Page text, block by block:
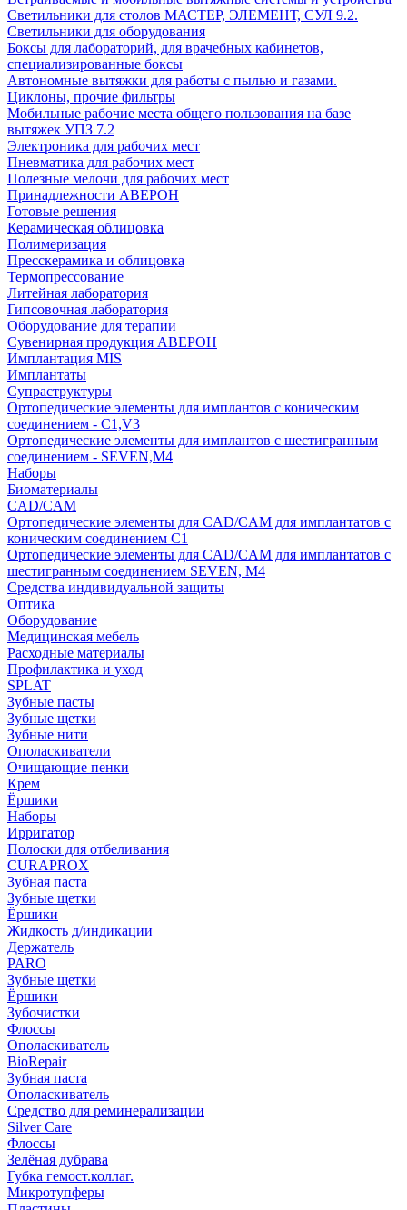
Светильники для столов МАСТЕР, ЭЛЕМЕНТ, СУЛ 9.2.
Светильники для оборудования
Боксы для лабораторий, для врачебных кабинетов,
специализированные боксы
Автономные вытяжки для работы с пылью и газами.
Циклоны, прочие фильтры
Мобильные рабочие места общего пользования на базе
вытяжек УПЗ 7.2
Электроника для рабочих мест
Пневматика для рабочих мест
Полезные мелочи для рабочих мест
Принадлежности АВЕРОН
Готовые решения
Керамическая облицовка
Полимеризация
Пресскерамика и облицовка
Термопрессование
Литейная лаборатория
Гипсовочная лаборатория
Оборудование для терапии
Сувенирная продукция АВЕРОН
Имплантация MIS
Имплантаты
Супраструктуры
Ортопедические элементы для имплантов с коническим
соединением - C1,V3
Ортопедические элементы для имплантов с шестигранным
соединением - SEVEN,M4
Наборы
Биоматериалы
CAD/CAM
Ортопедические элементы для CAD/CAM для имплантатов с
коническим соединением С1
Ортопедические элементы для CAD/CAM для имплантатов с
шестигранным соединением SEVEN, М4
Средства индивидуальной защиты
Оптика
Оборудование
Медицинская мебель
Расходные материалы
Профилактика и уход
SPLAT
Зубные пасты
Зубные щетки
Зубные нити
Ополаскиватели
Очищающие пенки
Крем
Ёршики
Наборы
Ирригатор
Полоски для отбеливания
CURAPROX
Зубная паста
Зубные щетки
Ёршики
Жидкость д/индикации
Держатель
PARO
Зубные щетки
Ёршики
Зубочистки
Флоссы
Ополаскиватель
BioRepair
Зубная паста
Ополаскиватель
Средство для реминерализации
Silver Care
Флоссы
Зелёная дубрава
Губка гемост.коллаг.
Микротупферы